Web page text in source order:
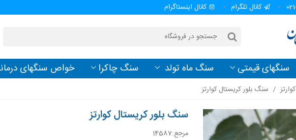
کانال تلگرام کانال اینستاگرام
سنگهای قیمتی سنگ ماه تولد سنگ چاکرا خواص سنگهای
کوارتز / سنگ بلور کریستال کوارتز
سنگ بلور کریستال کوارتز
مرجع:14587